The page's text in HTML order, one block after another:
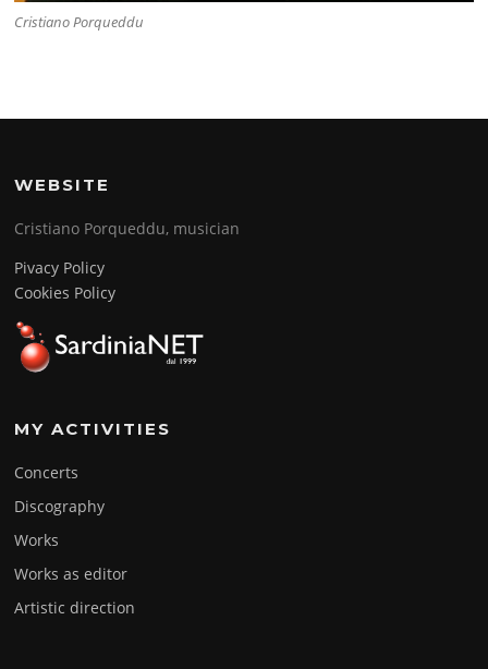
Cristiano Porqueddu
WEBSITE
Cristiano Porqueddu, musician
Pivacy Policy
Cookies Policy
MY ACTIVITIES
Concerts
Discography
Works
Works as editor
Artistic direction